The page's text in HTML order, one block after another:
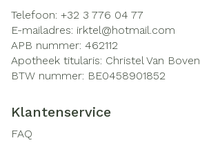
Telefoon: +32 3 776 04 77
E-mailadres: irktel@hotmail.com
APB nummer: 462112
Apotheek titularis: Christel Van Boven
BTW nummer: BE0458901852
Klantenservice
FAQ